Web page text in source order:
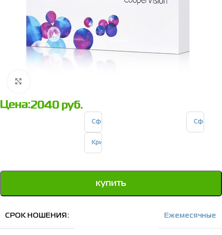
Цена:2040 руб.
купить
СРОК НОШЕНИЯ Ежемесячные